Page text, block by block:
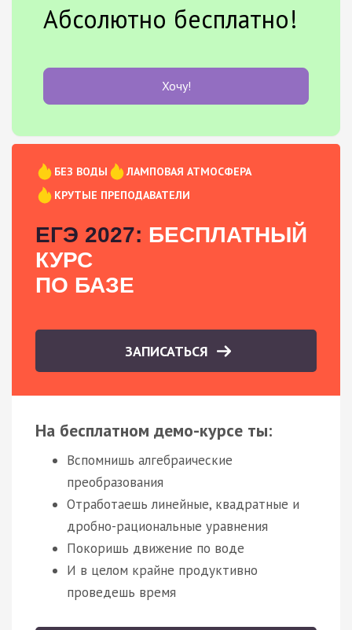
Абсолютно бесплатно!
Хочу!
БЕЗ ВОДЫ
ЛАМПОВАЯ АТМОСФЕРА
КРУТЫЕ ПРЕПОДАВАТЕЛИ
ЕГЭ 2027: БЕСПЛАТНЫЙ
КУРС
ПО БАЗЕ
ЗАПИСАТЬСЯ
На бесплатном демо-курсе ты:
Вспомнишь алгебраические
преобразования
Отработаешь линейные, квадратные и
дробно-рациональные уравнения
Покоришь движение по воде
И в целом крайне продуктивно
проведешь время